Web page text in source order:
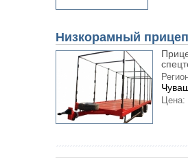
Низкорамный
Цена: